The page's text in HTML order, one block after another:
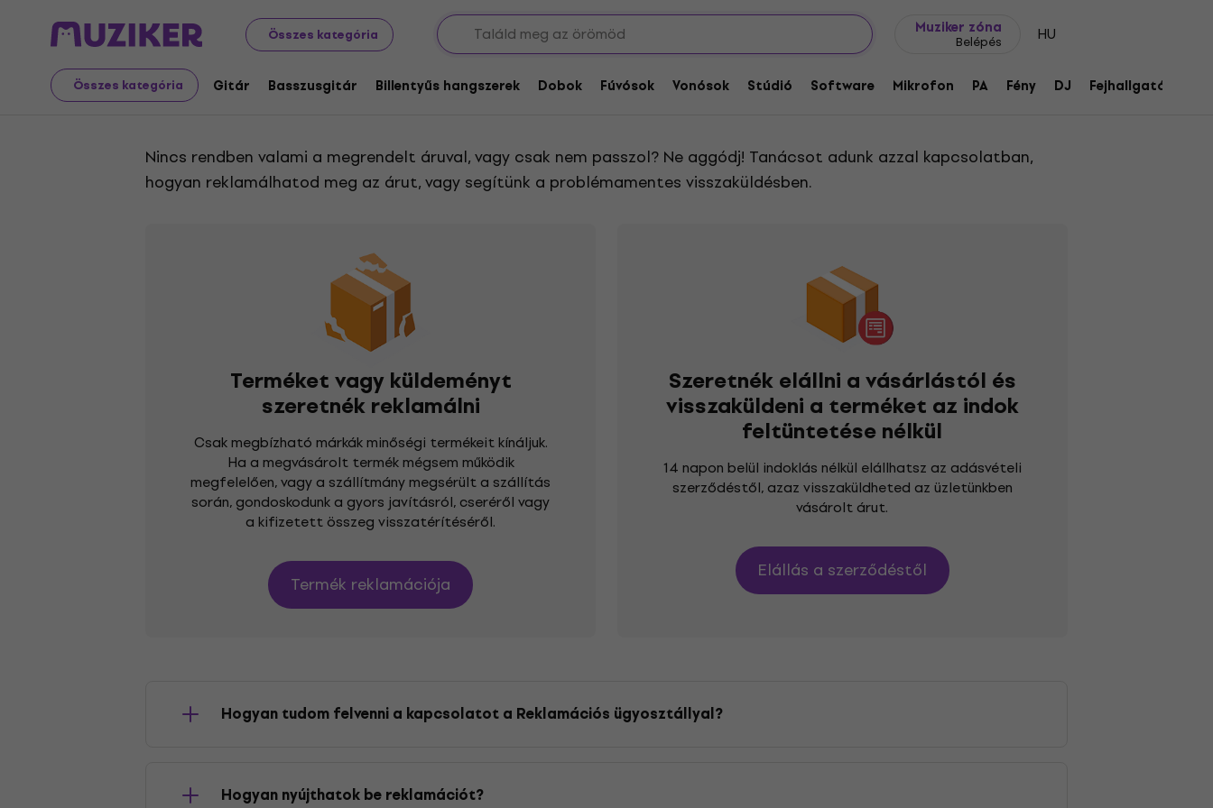
Összes kategória
Muziker zóna
Belépés HU
Összes kategória Gitár Basszusgitár Billentyűs hangszerek Dobok Fúvósok Vonósok Stúdió Software Mikrofon PA Fény DJ Fejhallgató
Vásárlás Reklamációk és elállások a szerződéstől
Reklamációk és elállások a szerződéstől
Nincs rendben valami a megrendelt áruval, vagy csak nem passzol? Ne aggódj! Tanácsot adunk azzal kapcsolatban,
hogyan reklamálhatod meg az árut, vagy segítünk a problémamentes visszaküldésben.
Terméket vagy küldeményt
szeretnék reklamálni
Csak megbízható márkák minőségi termékeit kínáljuk.
Ha a megvásárolt termék mégsem működik
megfelelően, vagy a szállítmány megsérült a szállítás
során, gondoskodunk a gyors javításról, cseréről vagy
a kifizetett összeg visszatérítéséről.
Termék reklamációja
Szeretnék elállni a vásárlástól és
visszaküldeni a terméket az indok
feltüntetése nélkül
14 napon belül indoklás nélkül elállhatsz az adásvételi
szerződéstől, azaz visszaküldheted az üzletünkben
vásárolt árut.
Elállás a szerződéstől
Hogyan tudom felvenni a kapcsolatot a Reklamációs ügyosztállyal?
kapcsolatba. Minden nap az Ön rendelkezésére állunk. Időben 9:00 - 16:30.
Hogyan nyújthatok be reklamációt?